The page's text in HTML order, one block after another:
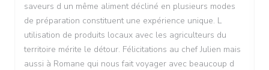
saveurs d un même aliment décliné en plusieurs modes
de préparation constituent une expérience unique. L
utilisation de produits locaux avec les agriculteurs du
territoire mérite le détour. Félicitations au chef Julien mais
aussi à Romane qui nous fait voyager avec beaucoup d